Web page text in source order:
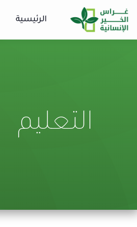
الرئيسية
التعليم